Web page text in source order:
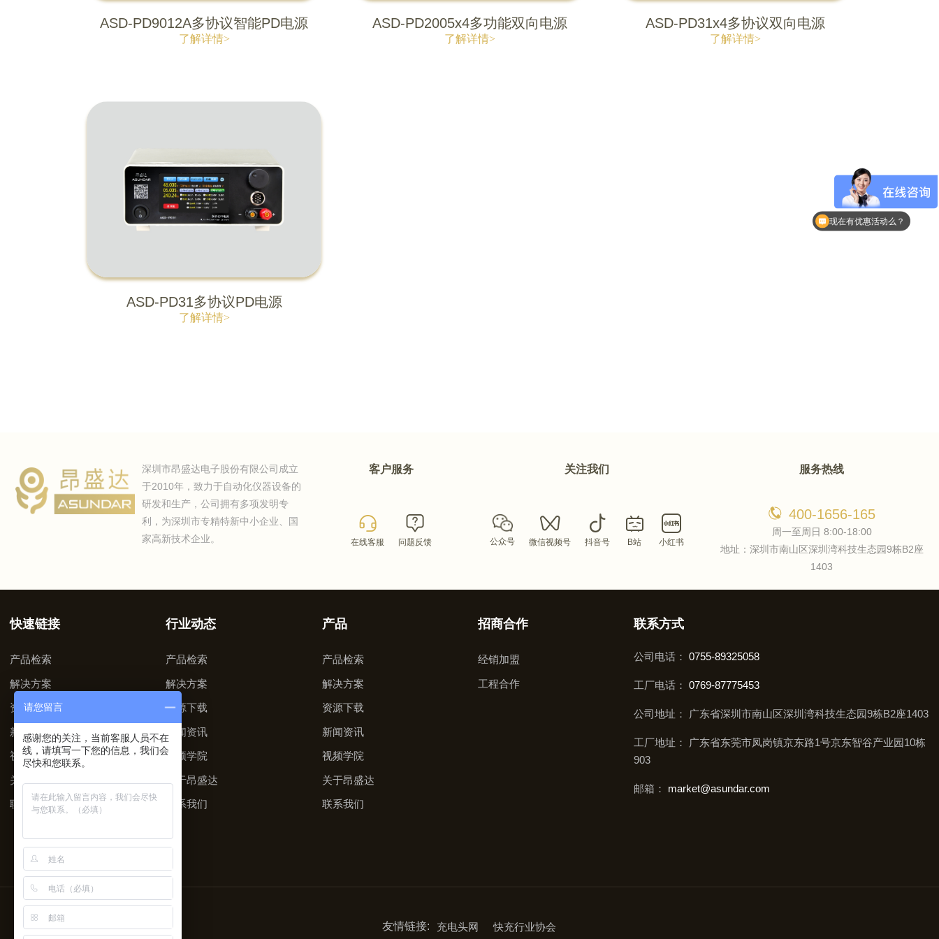
ASD-PD9012A多协议智能PD电源
了解详情>
ASD-PD2005x4多功能双向电源
了解详情>
ASD-PD31x4多协议双向电源
了解详情>
ASD-PD31多协议PD电源
了解详情>
深圳市昂盛达电子股份有限公司成立
于2010年，致力于自动化仪器设备的
研发和生产，公司拥有多项发明专
利，为深圳市专精特新中小企业、国
家高新技术企业。
客户服务
在线客服 问题反馈
关注我们
公众号 微信视频号 抖音号 B站 小红书
服务热线
400-1656-165
周一至周日 8:00-18:00
地址：深圳市南山区深圳湾科技生态园9栋B2座
1403
快速链接
产品检索
解决方案
资源下载
新闻资讯
视频学院
关于昂盛达
联系我们
行业动态
产品检索
解决方案
资源下载
新闻资讯
视频学院
关于昂盛达
联系我们
产品
产品检索
解决方案
资源下载
新闻资讯
视频学院
关于昂盛达
联系我们
招商合作
经销加盟
工程合作
联系方式
公司电话：0755-89325058
工厂电话：0769-87775453
公司地址： 广东省深圳市南山区深圳湾科技生态园9栋B2座1403
工厂地址： 广东省东莞市凤岗镇京东路1号京东智谷产业园10栋
903
邮箱： market@asundar.com
友情链接: 充电头网 快充行业协会
现在有优惠活动么？
请您留言
感谢您的关注，当前客服人员不在
线，请填写一下您的信息，我们会
尽快和您联系。